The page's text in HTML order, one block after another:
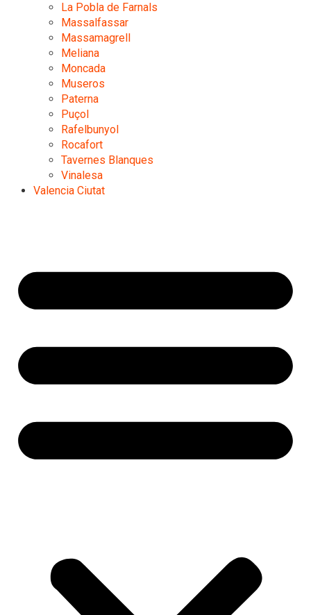
La Pobla de Farnals
Massalfassar
Massamagrell
Meliana
Moncada
Museros
Paterna
Puçol
Rafelbunyol
Rocafort
Tavernes Blanques
Vinalesa
Valencia Ciutat